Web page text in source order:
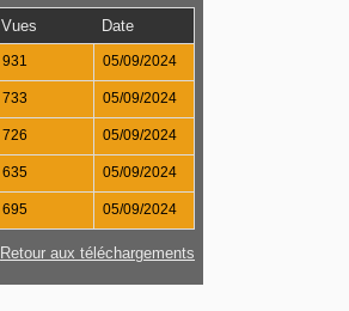
Vues
Date
931 05/09/2024
733 05/09/2024
726 05/09/2024
635 05/09/2024
695 05/09/2024
Retour aux téléchargements